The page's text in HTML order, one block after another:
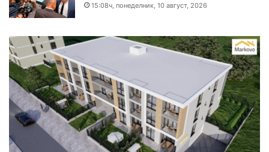
15:08ч, понеделник, 10 август, 2026